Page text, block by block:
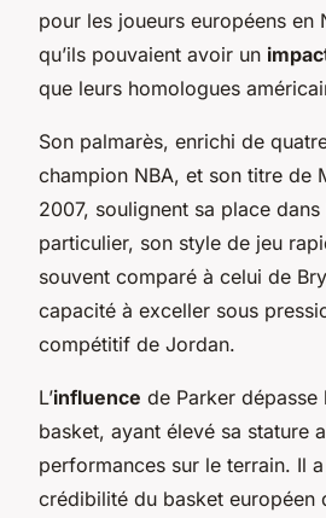
pour les joueurs européens en
qu’ils pouvaient avoir un
que leurs homologues
Son palmarès, enrichi de
champion NBA, et son titre de
2007, soulignent sa place dans
particulier, son style de jeu
souvent comparé à celui de
capacité à exceller sous
compétitif de Jordan.
L’influence de Parker
basket, ayant élevé sa stature
performances sur le terrain. Il
crédibilité du basket européen